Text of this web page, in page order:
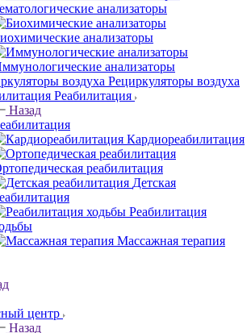
анализаторы
анализаторы
анализаторы
Рециркуляторы воздуха
Реабилитация
Назад
Кардиореабилитация
реабилитация
Детская
Реабилитация
Массажная терапия
центр
Назад